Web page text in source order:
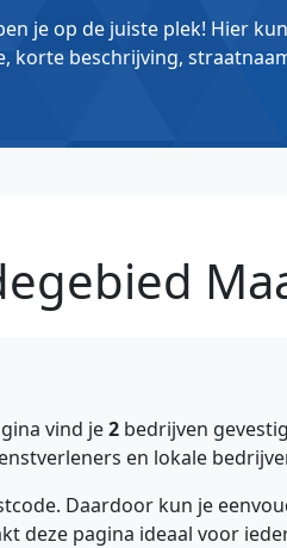
je op de juiste plek! Hier
korte beschrijving,
vind je2 bedrijven
en lokale
Daardoor kun je
deze pagina ideaal voor